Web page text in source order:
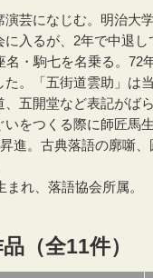
芸になじむ。明治大
入るが、2年で中退し
・駒七を名乗る。72
。「五街道雲助」は
五開堂など表記がば
をつくる際に師匠馬
進。古典落語の廓噺、
れ、落語協会所属。
（全11件）